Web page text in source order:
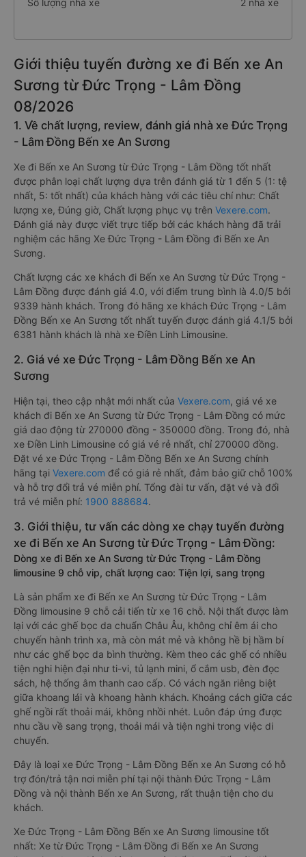
Giới thiệu tuyến đường xe đi Bến xe An
Sương từ Đức Trọng - Lâm Đồng
08/2026
1. Về chất lượng, review, đánh giá nhà xe Đức Trọng
- Lâm Đồng Bến xe An Sương
Xe đi Bến xe An Sương từ Đức Trọng - Lâm Đồng tốt nhất
được phân loại chất lượng dựa trên đánh giá từ 1 đến 5 (1: tệ
nhất, 5: tốt nhất) của khách hàng với các tiêu chí như: Chất
lượng xe, Đúng giờ, Chất lượng phục vụ trên Vexere.com.
Đánh giá này được viết trực tiếp bởi các khách hàng đã trải
nghiệm các hãng Xe Đức Trọng - Lâm Đồng đi Bến xe An
Sương.
Chất lượng các xe khách đi Bến xe An Sương từ Đức Trọng -
Lâm Đồng được đánh giá 4.0, với điểm trung bình là 4.0/5 bởi
9339 hành khách. Trong đó hãng xe khách Đức Trọng - Lâm
Đồng Bến xe An Sương tốt nhất tuyến được đánh giá 4.1/5 bởi
6381 hành khách là nhà xe Điền Linh Limousine.
2. Giá vé xe Đức Trọng - Lâm Đồng Bến xe An
Sương
Hiện tại, theo cập nhật mới nhất của Vexere.com, giá vé xe
khách đi Bến xe An Sương từ Đức Trọng - Lâm Đồng có mức
giá dao động từ 270000 đồng - 350000 đồng. Trong đó, nhà
xe Điền Linh Limousine có giá vé rẻ nhất, chỉ 270000 đồng.
Đặt vé xe Đức Trọng - Lâm Đồng Bến xe An Sương chính
hãng tại Vexere.com để có giá rẻ nhất, đảm bảo giữ chỗ 100%
và hỗ trợ đổi trả vé miễn phí. Tổng đài tư vấn, đặt vé và đổi
trả vé miễn phí: 1900 888684.
3. Giới thiệu, tư vấn các dòng xe chạy tuyến đường
xe đi Bến xe An Sương từ Đức Trọng - Lâm Đồng:
Dòng xe đi Bến xe An Sương từ Đức Trọng - Lâm Đồng
limousine 9 chỗ vip, chất lượng cao: Tiện lợi, sang trọng
Là sản phẩm xe đi Bến xe An Sương từ Đức Trọng - Lâm
Đồng limousine 9 chỗ cải tiến từ xe 16 chỗ. Nội thất được làm
lại với các ghế bọc da chuẩn Châu Âu, không chỉ êm ái cho
chuyến hành trình xa, mà còn mát mẻ và không hề bị hầm bí
như các ghế bọc da bình thường. Kèm theo các ghế có nhiều
tiện nghi hiện đại như ti-vi, tủ lạnh mini, ổ cắm usb, đèn đọc
sách, hệ thống âm thanh cao cấp. Có vách ngăn riêng biệt
giữa khoang lái và khoang hành khách. Khoảng cách giữa các
ghế ngồi rất thoải mái, không nhồi nhét. Luôn đáp ứng được
nhu cầu về sang trọng, thoải mái và tiện nghi trong việc di
chuyển.
Đây là loại xe Đức Trọng - Lâm Đồng Bến xe An Sương có hỗ
trợ đón/trả tận nơi miễn phí tại nội thành Đức Trọng - Lâm
Đồng và nội thành Bến xe An Sương, rất thuận tiện cho du
khách.
Xe Đức Trọng - Lâm Đồng Bến xe An Sương limousine tốt
nhất: Xe từ Đức Trọng - Lâm Đồng đi Bến xe An Sương